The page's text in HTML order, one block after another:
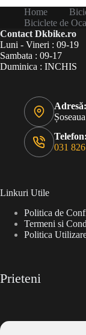
Home
Biciclete de
Contact Dkbike.ro
Luni - Vineri : 09-19
Sambata : 09-17
Duminica : INCHIS
Adresă:
Telefon:
031
Linkuri Utile
Politica de
Termeni si
Politica
Prieteni